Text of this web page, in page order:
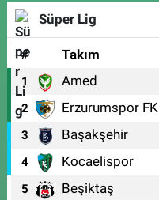
Süper Lig
# Takım
1 Amed
2 Erzurumspor FK
3 Başakşehir
4 Kocaelispor
5 Beşiktaş